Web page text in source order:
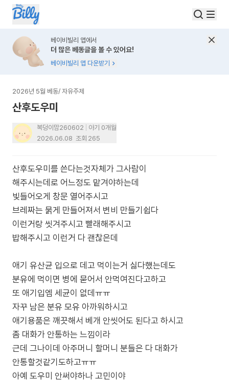
베이비빌리 앱에서
더 많은 베동글을 볼 수 있어요!
베이비빌리 앱 다운받기
2026년 5월 베동/ 자유주제
산후도우미
복덩이맘260602
아기 0개월
2026.06.08 조회 265
산후도우미를 쓴다는것자체가 그사람이
해주시는데로 어느정도 맡겨야하는데
빛들어오게 창문 열어주시고
브레짜는 묽게 만들어져서 변비 만들기쉽다
이런거랑 씻겨주시고 빨래해주시고
밥해주시고 이런거 다 괜찮은데
애기 유산균 입으로 데고 먹이는거 싫다했는데도
분유에 먹이면 병에 묻어서 안먹여진다고하고
또 애기입엠 세균이 없데ㅠㅠ
자꾸 남은 분유 모유 아까워하시고
애기용품은 깨끗해서 베개 안씻어도 된다고 하시고
좀 대화가 안통하는 느낌이라
근데 그나이데 아주머니 할머니 분들은 다 대화가
안통할것같기도하고ㅠㅠ
아예 도우미 안써야하나 고민이야